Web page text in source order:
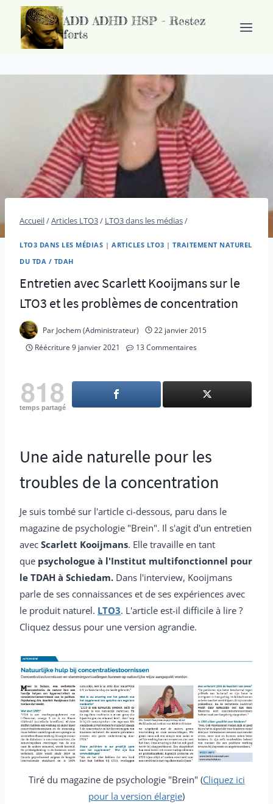
Passer
contenu
ADD ADHD HSP - Restez
forts
Accueil/Articles LTO3/ LTO3 dans les médias/
LTO3 DANS LES MÉDIAS |ARTICLES LTO3 |TRAITEMENT NATUREL
DU TDA / TDAH
Entretien avec Scarlett Kooijmans sur le
LTO3 et les problèmes de concentration
Par Jochem (Administrateur)
22 janvier 2015
Réécriture 9 janvier 2021 13 Commentaires
818
temps partagé
Une aide naturelle pour les
troubles de la concentration
Je suis tombé sur l'article ci-dessous, paru dans le
magazine de psychologie "Brein". Il s'agit d'un entretien
avec Scarlett Kooijmans. Elle travaille en tant
que psychologue à l'Institut multifonctionnel pour
le TDAH à Schiedam. Dans l'interview, Kooijmans
parle de ses connaissances et de ses expériences avec
le produit naturel. LTO3. L'article est-il difficile à lire ?
Cliquez dessus pour une version agrandie.
Tiré du magazine de psychologie "Brein" (Cliquez ici
pour la version élargie)